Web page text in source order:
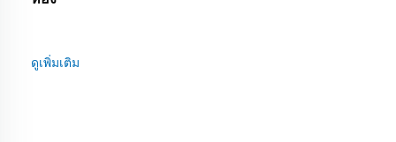
ดูเพิ่มเติม